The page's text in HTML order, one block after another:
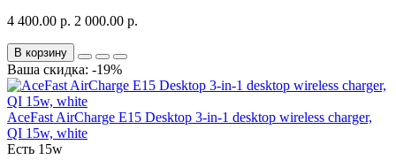
4 400.00 р. 2 000.00 р.
В корзину
Ваша скидка: -19%
AceFast AirCharge E15 Desktop 3-in-1 desktop wireless charger,
QI 15w, white
Есть 15w